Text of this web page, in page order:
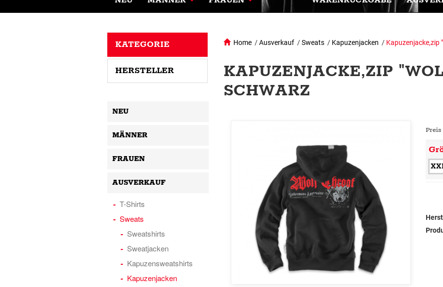
Home /Ausverkauf /Sweats / Kapuzenjacken / Kapuzenjacke,zip
KAPUZENJACKE,ZIP
SCHWARZ
KATEGORIE
HERSTELLER
NEU
MÄNNER
FRAUEN
AUSVERKAUF
T-Shirts
Sweats
Sweatshirts
Sweatjacken
Kapuzensweatshirts
Kapuzenjacken